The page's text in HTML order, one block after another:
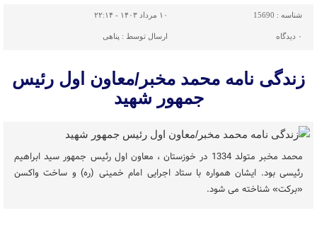
شناسه : 15690 ۱۰ مرداد ۱۴۰۳ - ۲۲:۱۴
۰ دیدگاه ارسال توسط : پناهی
زندگی نامه محمد مخبر/معاون اول رئیس
جمهور شهید
محمد مخبر متولد 1334 در خوزستان ، معاون اول رئیس جمهور سید ابراهیم
رئیسی بود. ایشان همواره با ستاد اجرایی امام خمینی (ره) و ساخت واکسن
«برکت» شناخته می شود.